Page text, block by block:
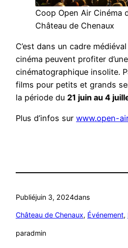
Coop Open Air Cinéma
Château de Chenaux
C’est dans un cadre
cinéma peuvent profiter
cinématographique insolite.
films pour petits et grands
la période du 21 juin au 4
Plus d’infos sur www.open-
Publiéjuin 3, 2024dans
Château de Chenaux, Événement,
paradmin